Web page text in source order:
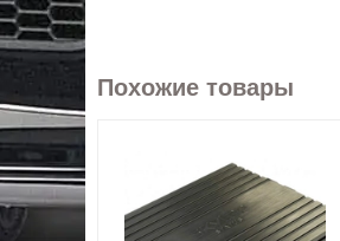
Похожие товары